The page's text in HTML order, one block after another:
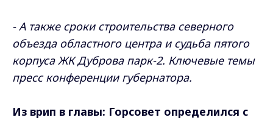
- А также сроки строительства северного
объезда областного центра и судьба пятого
корпуса ЖК Дуброва парк-2. Ключевые темы
пресс конференции губернатора.
Из врип в главы: Горсовет определился с